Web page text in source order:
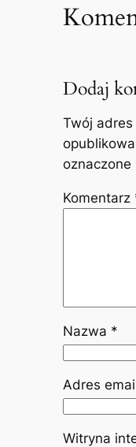
Dodaj
Twój
oznaczone
Komentarz
Nazwa *
Adres
Witryna